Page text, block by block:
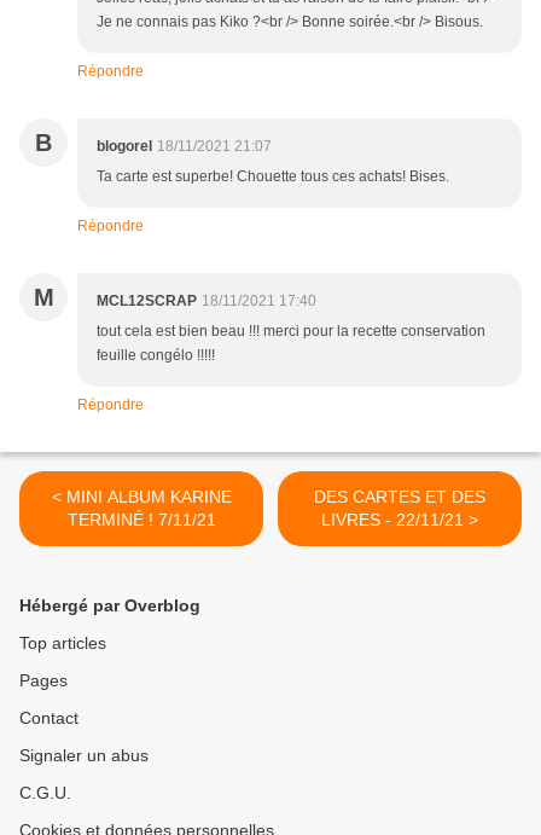
Je ne connais pas Kiko ?<br /> Bonne soirée.<br /> Bisous.
Répondre
B blogorel 18/11/2021 21:07
Ta carte est superbe! Chouette tous ces achats! Bises.
Répondre
M MCL12SCRAP 18/11/2021 17:40
tout cela est bien beau !!! merci pour la recette conservation
feuille congélo !!!!!
Répondre
< MINI ALBUM KARINE
TERMINÉ ! 7/11/21
DES CARTES ET DES
LIVRES - 22/11/21 >
Hébergé par Overblog
Top articles
Pages
Contact
Signaler un abus
C.G.U.
Cookies et données personnelles